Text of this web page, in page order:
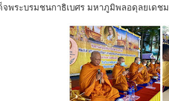
จพระบรมชนกาธิเบศร มหาภูมิพลอดุลยเด